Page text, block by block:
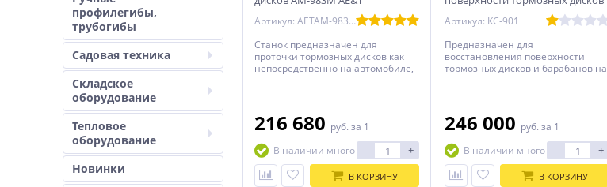
профилегибы,
трубогибы
Садовая техника
Складское
оборудование
Тепловое
оборудование
Новинки
Артикул: AETAM-983M
Станок предназначен для
проточки тормозных дисков как
непосредственно на автомобиле,
216 680 руб. за 1
В наличии много
- +
В КОРЗИНУ
и барабанов со снятием КС-901
Артикул: КС-901
Предназначен для
восстановления поверхности
тормозных дисков и барабанов на
246 000 руб. за 1
В наличии много
- +
В КОРЗИНУ